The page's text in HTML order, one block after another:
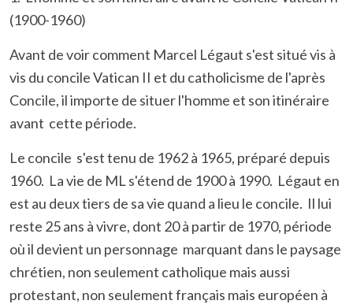
(1900-1960)
Avant de voir comment Marcel Légaut s'est situé vis à
vis du concile Vatican II et du catholicisme de l'après
Concile, il importe de situer l'homme et son itinéraire
avant cette période.
Le concile s'est tenu de 1962 à 1965, préparé depuis
1960. La vie de ML s'étend de 1900 à 1990. Légaut en
est au deux tiers de sa vie quand a lieu le concile. Il lui
reste 25 ans à vivre, dont 20 à partir de 1970, période
où il devient un personnage marquant dans le paysage
chrétien, non seulement catholique mais aussi
protestant, non seulement français mais européen à